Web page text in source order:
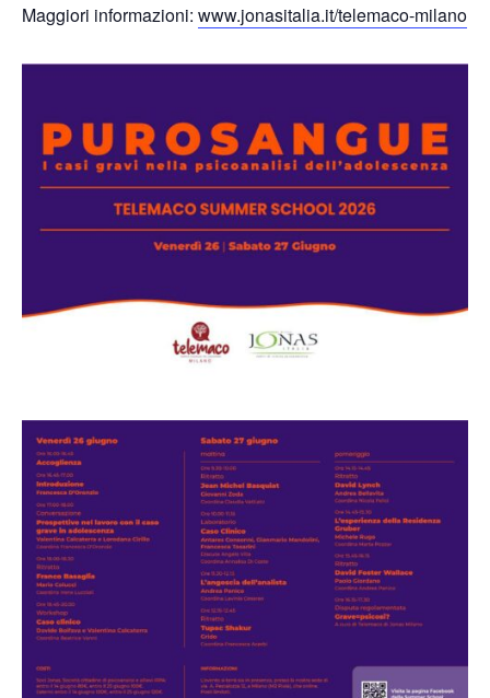
Maggiori informazioni: www.jonasitalia.it/telemaco-milano